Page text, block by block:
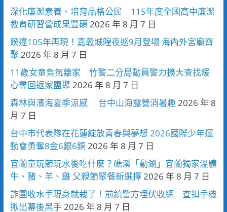
深化廉潔素養、培育品格公民 115年度全國高中廉潔
教育研習營成果豐碩 2026 年 8 月 7 日
睽違105年再現！嘉義城隍夜巡9月登場 海內外宮廟齊
聚 2026 年 8 月 7 日
11歲女童負氣離家 竹警二分局動員警力擴大查找暖
心尋回返家團聚 2026 年 8 月 7 日
森林與濱海夏季涼感 台中山海露營消暑趣 2026 年 8
月 7 日
台中市代表隊在花蓮綻放青春與夢想 2026國際少年運
動會勇奪8金6銀6銅 2026 年 8 月 7 日
宜蘭童玩節玩水後吃什麼？礁溪「動涮」宜蘭獨家溫體
牛、豬、羊、雞 父親節聚餐新選擇 2026 年 8 月 7 日
詐團收水手現身就栽了！前鎮警方埋伏收網 查扣手機
揪出幕後黑手 2026 年 8 月 7 日